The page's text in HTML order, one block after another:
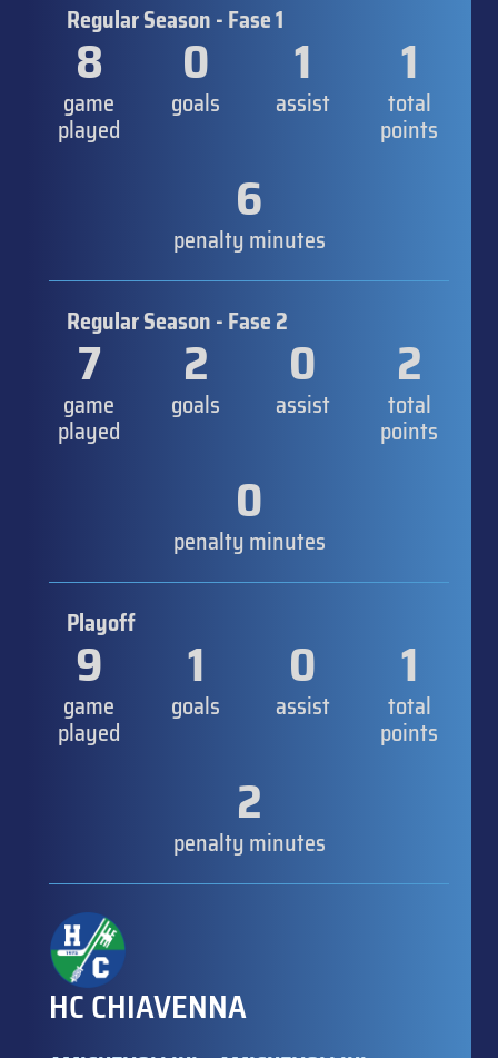
Regular Season - Fase 1
8
game
played
0
goals
1
assist
1
total
points
6
penalty minutes
Regular Season - Fase 2
7
game
played
2
goals
0
assist
2
total
points
0
penalty minutes
Playoff
9
game
played
1
goals
0
assist
1
total
points
2
penalty minutes
HC CHIAVENNA